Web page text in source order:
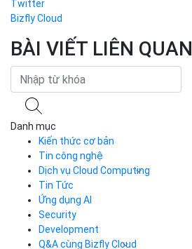
Bizfly Cloud
BÀI VIẾT LIÊN QUAN
Danh mục
Kiến thức cơ bản
Tin công nghệ
Dịch vụ Cloud Computing
Cloud Server
CDN
Load Balancer
Auto Scaling
Container Registry
Kubernetes
Tin Tức
Ứng dụng AI
Security
Development
Q&A cùng Bizfly Cloud